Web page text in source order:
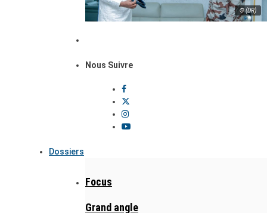
© (DR)
Nous Suivre
Dossiers
Focus
Grand angle